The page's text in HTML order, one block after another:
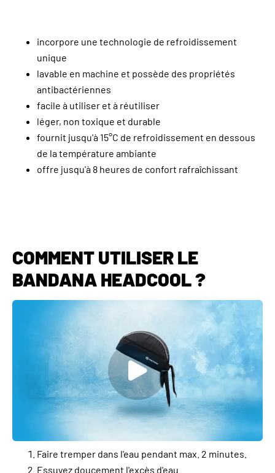
incorpore une technologie de refroidissement
unique
lavable en machine et possède des propriétés
antibactériennes
facile à utiliser et à réutiliser
léger, non toxique et durable
fournit jusqu'à 15°C de refroidissement en dessous
de la température ambiante
offre jusqu'à 8 heures de confort rafraîchissant
COMMENT UTILISER LE
BANDANA HEADCOOL ?
Faire tremper dans l'eau pendant max. 2 minutes.
Essuyez doucement l'excès d'eau.